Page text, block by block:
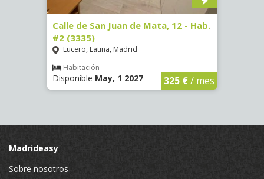
Calle de San Juan de Mata, 12 - Hab.
#2 (3335)
Lucero, Latina, Madrid
Habitación
Disponible May, 1 2027 325 €/ mes
Madrideasy
Sobre nosotros